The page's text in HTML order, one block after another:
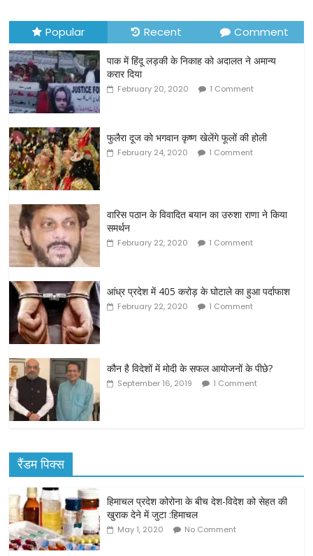
Popular Recent Comment
पाक में हिंदू लड़की के निकाह को अदालत ने अमान्य
करार दिया
February 20, 2020 1 Comment
फुलैरा दूज को भगवान कृष्ण खेलेंगे फूलों की होली
February 24, 2020 1 Comment
वारिस पठान के विवादित बयान का उरुशा राणा ने किया
समर्थन
February 22, 2020 1 Comment
आंध्र प्रदेश में 405 करोड़ के घोटाले का हुआ पर्दाफाश
February 22, 2020 1 Comment
कौन है विदेशों में मोदी के सफल आयोजनों के पीछे?
September 16, 2019 1 Comment
रैंडम पिक्स
हिमाचल प्रदेश कोरोना के बीच देश-विदेश को सेहत की
खुराक देने में जुटा :हिमाचल
May 1, 2020 No Comment